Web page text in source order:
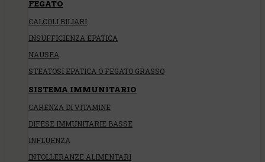
FEGATO
CALCOLI BILIARI
INSUFFICIENZA EPATICA
NAUSEA
STEATOSI EPATICA O FEGATO GRASSO
SISTEMA IMMUNITARIO
CARENZA DI VITAMINE
DIFESE IMMUNITARIE BASSE
INFLUENZA
INTOLLERANZE ALIMENTARI